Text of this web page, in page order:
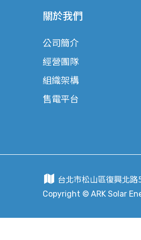
關於我們
公司簡介
經營團隊
組織架構
售電平台
台北市松山區復興北
Copyright © ARK Solar